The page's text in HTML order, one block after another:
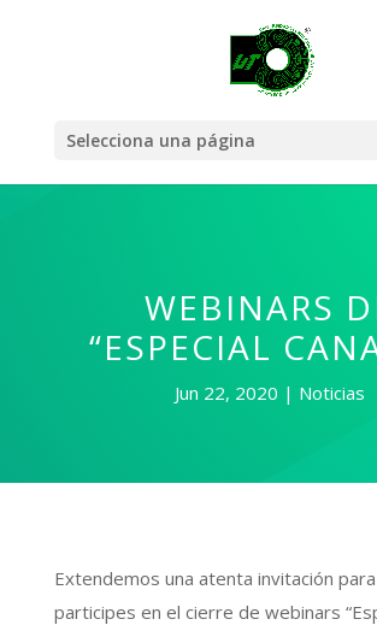
Selecciona una página
WEBINARS
“ESPECIAL
Jun 22, 2020 Noticias
Extendemos una atenta invitación
participes en el cierre de webinars